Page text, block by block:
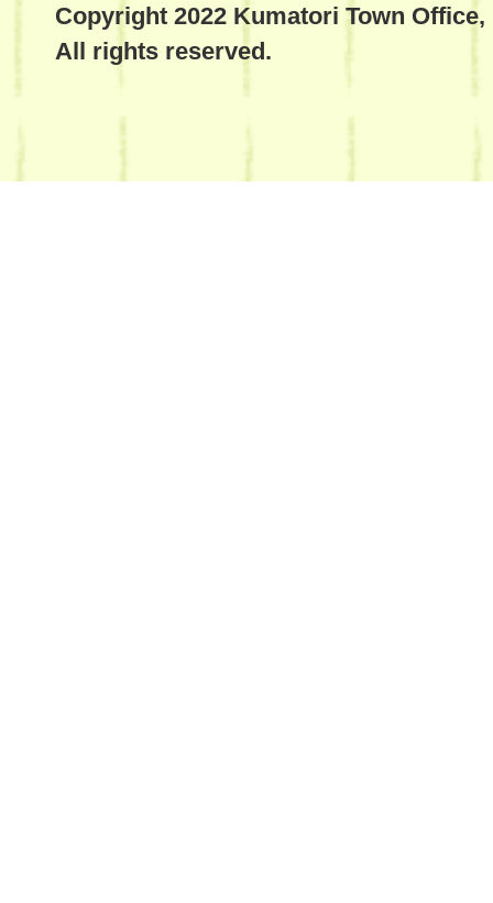
Copyright 2022 Kumatori Town Office,
All rights reserved.